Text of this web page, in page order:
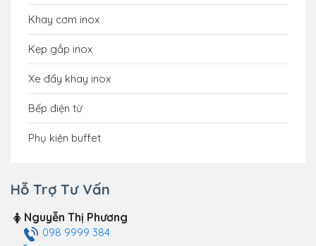
Khay cơm inox
Kẹp gắp inox
Xe đẩy khay inox
Bếp điện từ
Phụ kiện buffet
Hỗ Trợ Tư Vấn
Nguyễn Thị Phương
098 9999 384